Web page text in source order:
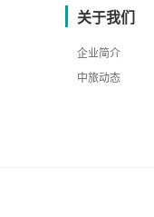
关于我们
企业简介
中旅动态